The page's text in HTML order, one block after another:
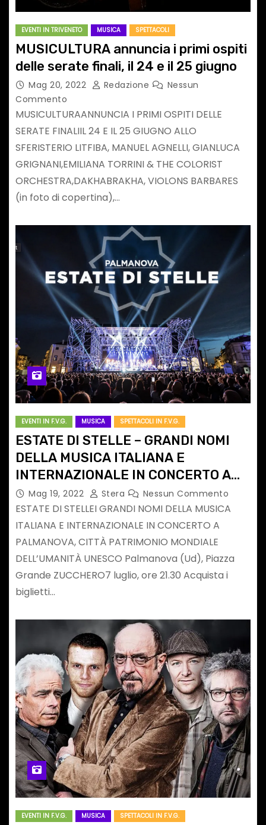
EVENTI IN TRIVENETO MUSICA SPETTACOLI
MUSICULTURA annuncia i primi ospiti
delle serate finali, il 24 e il 25 giugno
Mag 20, 2022 Redazione
Nessun
Commento
MUSICULTURAANNUNCIA I PRIMI OSPITI DELLE
SERATE FINALIIL 24 E IL 25 GIUGNO ALLO
SFERISTERIO LITFIBA, MANUEL AGNELLI, GIANLUCA
GRIGNANI,EMILIANA TORRINI & THE COLORIST
ORCHESTRA,DAKHABRAKHA, VIOLONS BARBARES
(in foto di copertina),…
EVENTI IN F.V.G. MUSICA SPETTACOLI IN F.V.G.
ESTATE DI STELLE – GRANDI NOMI
DELLA MUSICA ITALIANA E
INTERNAZIONALE IN CONCERTO A
PALMANOVA
Mag 19, 2022 Stera Nessun Commento
ESTATE DI STELLEI GRANDI NOMI DELLA MUSICA
ITALIANA E INTERNAZIONALE IN CONCERTO A
PALMANOVA, CITTÀ PATRIMONIO MONDIALE
DELL’UMANITÀ UNESCO Palmanova (Ud), Piazza
Grande ZUCCHERO7 luglio, ore 21.30 Acquista i
biglietti…
EVENTI IN F.V.G. MUSICA SPETTACOLI IN F.V.G.